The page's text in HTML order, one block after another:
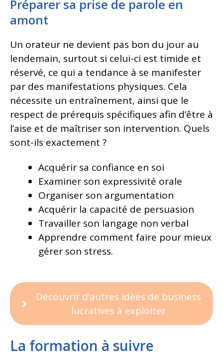
Préparer sa prise de parole en
amont
Un orateur ne devient pas bon du jour au
lendemain, surtout si celui-ci est timide et
réservé, ce qui a tendance à se manifester
par des manifestations physiques. Cela
nécessite un entraînement, ainsi que le
respect de prérequis spécifiques afin d’être à
l’aise et de maîtriser son intervention. Quels
sont-ils exactement ?
Acquérir sa confiance en soi
Examiner son expressivité orale
Organiser son argumentation
Acquérir la capacité de persuasion
Travailler son langage non verbal
Apprendre comment faire pour mieux
gérer son stress.
Découvrir d’autres idées de business
lucratives à exploiter
La formation à suivre